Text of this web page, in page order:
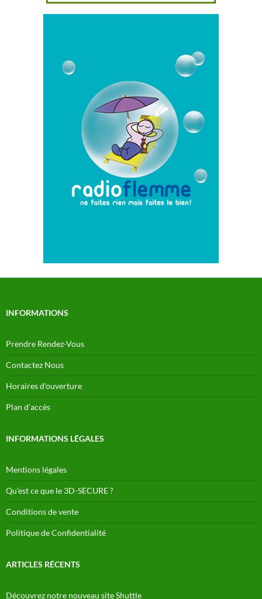
INFORMATIONS
Prendre Rendez-Vous
Contactez Nous
Horaires d’ouverture
Plan d’accès
INFORMATIONS LÉGALES
Mentions légales
Qu’est ce que le 3D-SECURE ?
Conditions de vente
Politique de Confidentialité
ARTICLES RÉCENTS
Découvrez notre nouveau site Shuttle